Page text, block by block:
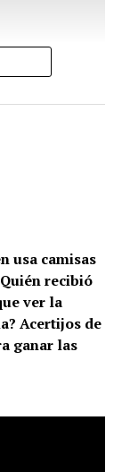
usa camisas
recibió
ver la
Acertijos de
ganar las